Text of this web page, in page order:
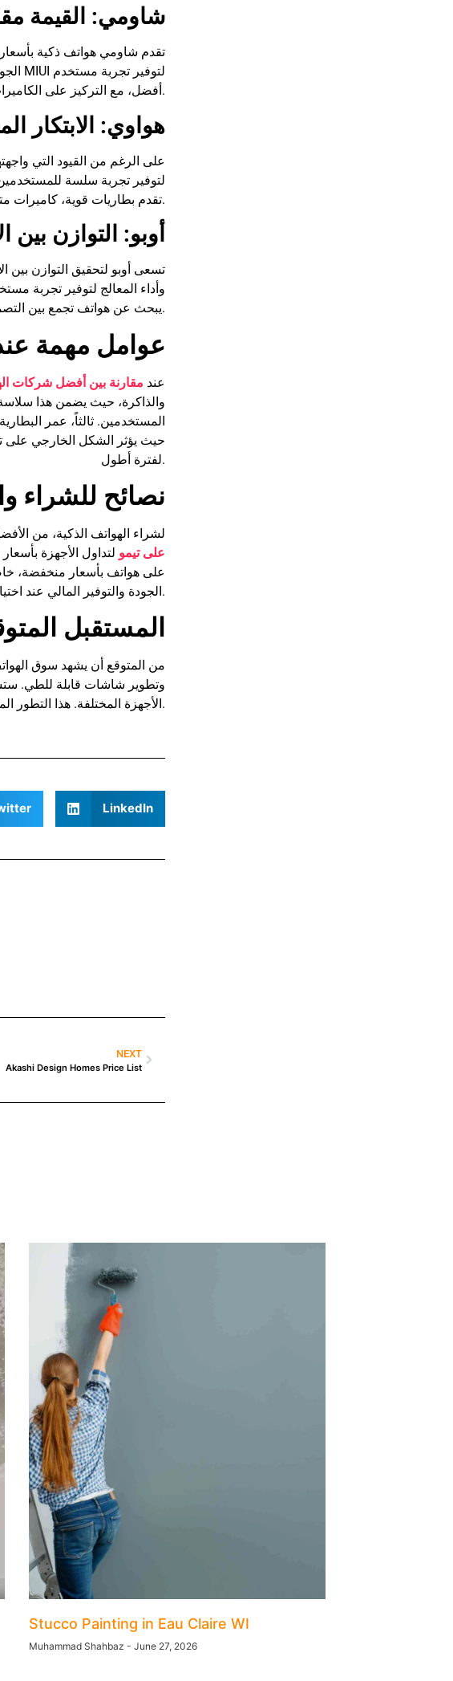
شاومي: القيمة
تقدم شاومي هواتف ذكية
أفضل، مع التركيز على الكاميرات والتصوير الليلي، مما يجعلها خياراً مناسباً لمن يريدون هواتف بمواصفات ممتازة دون دفع مبالغ كبيرة.
هواوي: الابتكار
على الرغم من القيود التي
تقدم بطاريات قوية، كاميرات متقدمة، وشاشات ممتازة، مما يجعلها خياراً جذاباً لأولئك الذين يقدرون التكنولوجيا المستقلة والابتكار.
أوبو: التوازن بين
تسعى أوبو لتحقيق التوازن بين
يبحث عن هواتف تجمع بين التصميم العصري والأداء القوي بسعر معقول.
عوامل مهمة عند
عند مقارنة بين أفضل شركات
والذاكرة، حيث يضمن هذا
المستخدمين. ثالثاً، عمر
حيث يؤثر الشكل الخارجي على
لفترة أطول.
نصائح للشراء
لشراء الهواتف الذكية، من
على تيمو لتداول الأجهزة
على هواتف بأسعار منخفضة،
الجودة والتوفير المالي عند اختيار الهواتف.
المستقبل
وتطوير شاشات قابلة للطي.
الأجهزة المختلفة. هذا التطور المستمر يعزز المنافسة ويتيح للمستهلكين خيارات أوسع للحصول على هواتف ذكية تجمع بين الأداء العالي والسعر المناسب.
LinkedIn
NEXT
Akashi Design Homes Price List
Stucco Painting in Eau Claire WI
Muhammad Shahbaz June 27, 2026